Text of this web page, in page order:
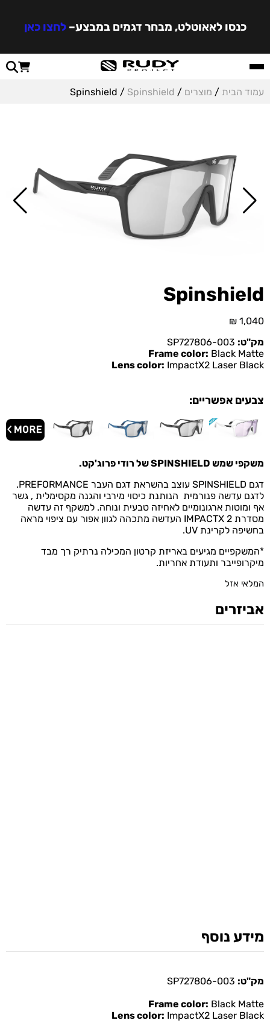
כנסו לאאוטלט, מבחר דגמים במבצע–לחצו כאן
עמוד הבית / מוצרים /
Spinshield
/ Spinshield
Spinshield
₪ 1,040
מק"ט:
Frame color: Black Matte
Lens color: ImpactX2 Laser Black
צבעים אפשריים:
משקפי שמש SPINSHIELD של רודי פרוג'קט
.
דגם SPINSHIELD עוצב בהשראת דגם העבר PREFORMANCE.
לדגם עדשה פנורמית הנותנת כיסוי מירבי והגנה מקסימלית , גשר
אף ומוטות ארגונומיים לאחיזה טבעית ונוחה. למשקף זה עדשה
מסדרת IMPACTX 2 העדשה מתכהה לגוון אפור עם ציפוי מראה
בחשיפה לקרינת UV.
*המשקפיים מגיעים באריזת קרטון המכילה נרתיק רך מבד
מיקרופייבר ותעודת אחריות.
המלאי אזל
אביזרים
מידע נוסף
מק"ט:
Frame color: Black Matte
Lens color: ImpactX2 Laser Black